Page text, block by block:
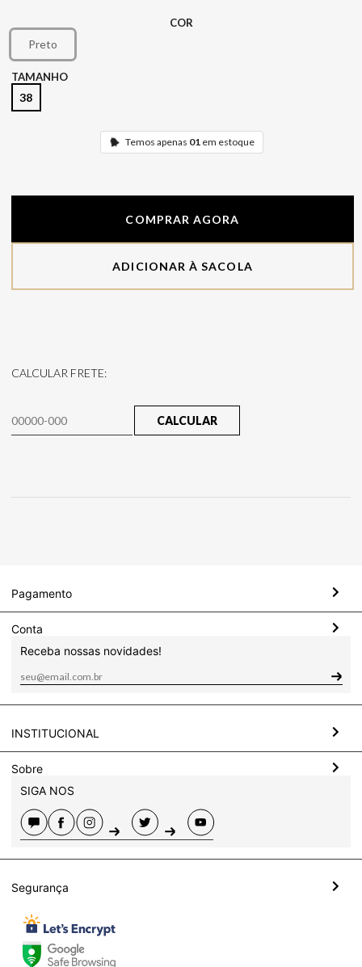
COR
Preto
TAMANHO
38
Temos apenas 01em estoque
COMPRAR AGORA
ADICIONAR À SACOLA
CALCULAR FRETE:
CALCULAR
Pagamento
Conta
Receba nossas novidades!
INSTITUCIONAL
Sobre
SIGA NOS
Segurança